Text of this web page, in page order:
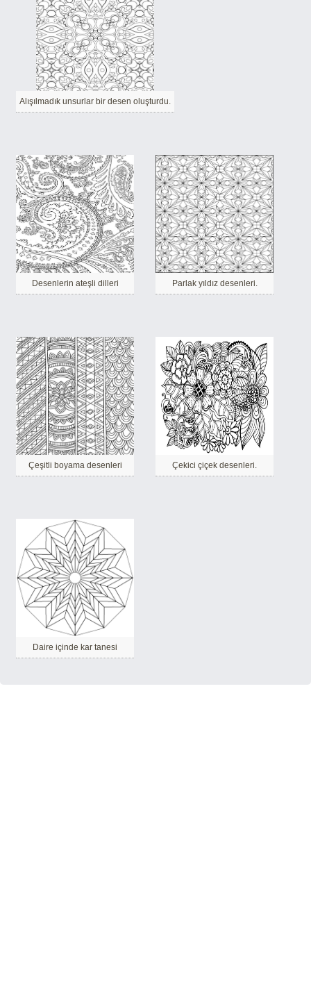
Alışılmadık unsurlar bir desen oluşturdu.
Desenlerin ateşli dilleri Parlak yıldız desenleri.
Çeşitli boyama desenleri Çekici çiçek desenleri.
Daire içinde kar tanesi